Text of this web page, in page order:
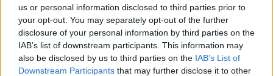
us or personal information disclosed to third parties prior to
your opt-out. You may separately opt-out of the further
disclosure of your personal information by third parties on the
IAB’s list of downstream participants. This information may
also be disclosed by us to third parties on the IAB’s List of
Downstream Participants that may further disclose it to other
• När du lämnar tillbaka bilen ska den vara i bra skick,
annars får du ofta betala dyrt för att reparera eventuella
repor och annat. Läs på innan du skriver under vad som är
”normalt slitage”.
Läs vår kompletta guide till privatleasing här.